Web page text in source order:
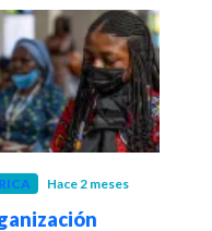
Hace 2 meses